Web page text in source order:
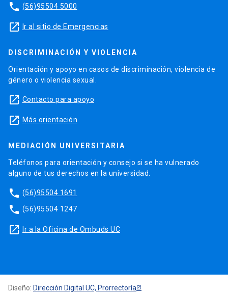
phone (56)95504 5000
launch Ir al sitio de Emergencias
DISCRIMINACIÓN Y VIOLENCIA
Orientación y apoyo en casos de discriminación, violencia de
género o violencia sexual.
launch Contacto para apoyo
launch Más orientación
MEDIACIÓN UNIVERSITARIA
Teléfonos para orientación y consejo si se ha vulnerado
alguno de tus derechos en la universidad.
phone (56)95504 1691
phone (56)95504 1247
launch Ir a la Oficina de Ombuds UC
Diseño: Dirección Digital UC, Prorrectoría